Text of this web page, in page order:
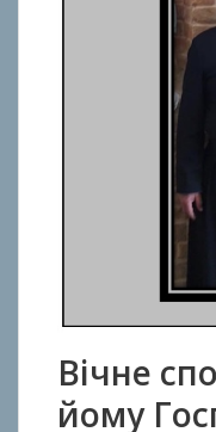
Вічне
йому